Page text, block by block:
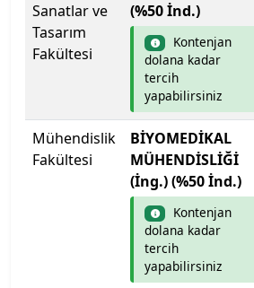
İstanbul Arel Üniversitesi
İstanbul Atlas Üniversitesi
İstanbul Aydın Üniversitesi
İstanbul Beykent Üniversitesi
İstanbul Bilgi Üniversitesi
İstanbul Esenyurt Üniversitesi
İstanbul Galata Üniversitesi
Sanatlar ve
Tasarım
Fakültesi
(%50 İnd.)
Kontenjan
dolana kadar
tercih
yapabilirsiniz
Mühendislik
Fakültesi
BİYOMEDİKAL
MÜHENDİSLİĞİ
(İng.) (%50 İnd.)
Kontenjan
dolana kadar
tercih
yapabilirsiniz